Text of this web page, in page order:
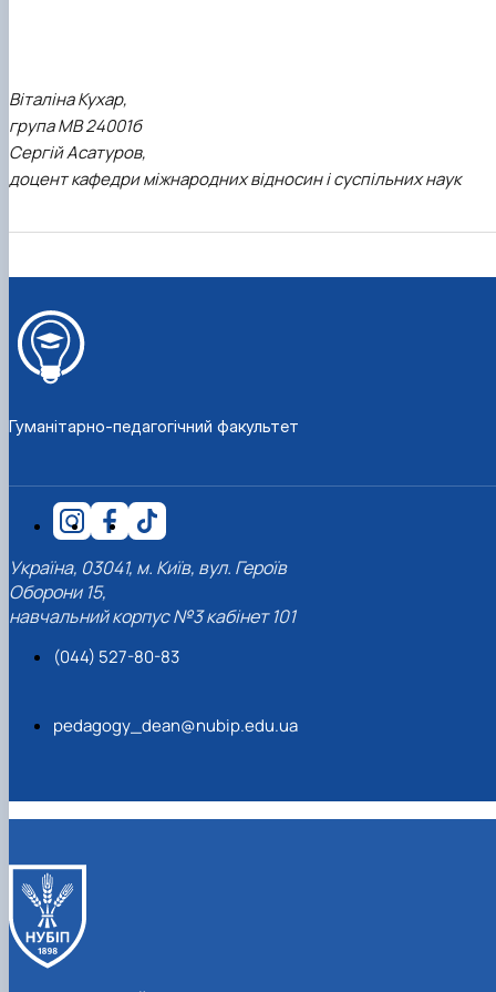
Віталіна Кухар,
група МВ 24001б
Сергій Асатуров,
доцент кафедри міжнародних відносин і суспільних наук
Гуманітарно-педагогічний факультет
Україна, 03041, м. Київ, вул. Героїв
Оборони 15,
навчальний корпус №3 кабінет 101
(044) 527-80-83
pedagogy_dean@nubip.edu.ua